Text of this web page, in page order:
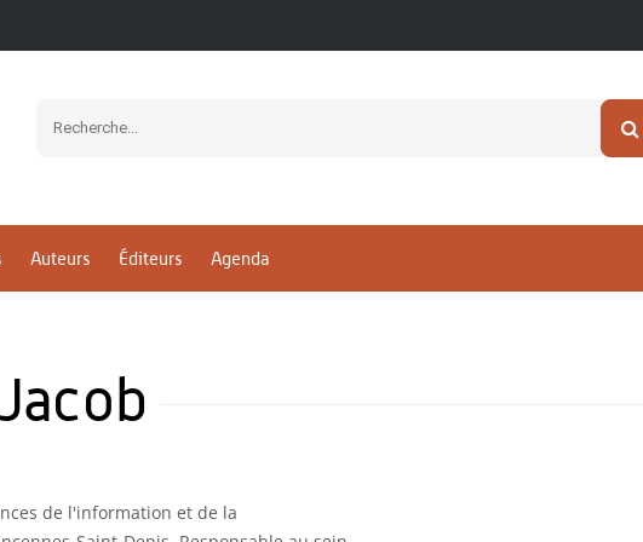
Auteurs Éditeurs Agenda
de l'information et de la